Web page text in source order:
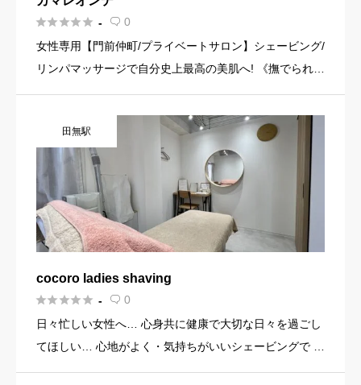
 -  0
女性専用【門前仲町/プライベートサロン】シェービング/
リンパマッサージで自分史上最高の美肌へ! 《撫でられて
い角質とムダ毛を除去しターンオーバーを促進！ お肌を
ワントー […]
田無駅
cocoro ladies shaving
 -  0
日々忙しい女性へ… 心身共に健康で大切な日々を過ごし
てほしい… 心地がよく・気持ちがいいシェービングで ゆ